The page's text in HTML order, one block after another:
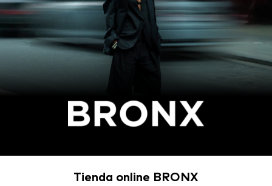
Tienda online BRONX